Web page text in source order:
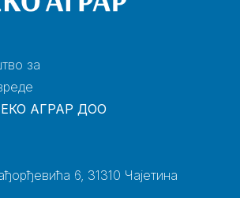
за
АГРАР ДОО
6, 31310 Чајетина